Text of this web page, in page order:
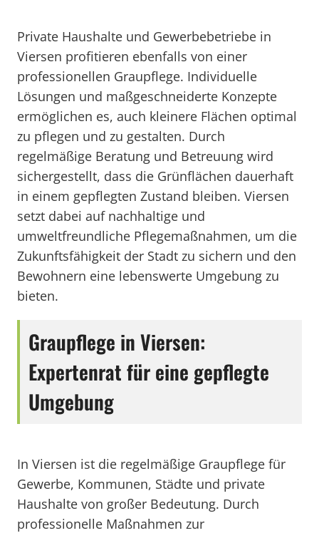
Private Haushalte und Gewerbebetriebe in
Viersen profitieren ebenfalls von einer
professionellen Graupflege. Individuelle
Lösungen und maßgeschneiderte Konzepte
ermöglichen es, auch kleinere Flächen optimal
zu pflegen und zu gestalten. Durch
regelmäßige Beratung und Betreuung wird
sichergestellt, dass die Grünflächen dauerhaft
in einem gepflegten Zustand bleiben. Viersen
setzt dabei auf nachhaltige und
umweltfreundliche Pflegemaßnahmen, um die
Zukunftsfähigkeit der Stadt zu sichern und den
Bewohnern eine lebenswerte Umgebung zu
bieten.
Graupflege in Viersen:
Expertenrat für eine gepflegte
Umgebung
In Viersen ist die regelmäßige Graupflege für
Gewerbe, Kommunen, Städte und private
Haushalte von großer Bedeutung. Durch
professionelle Maßnahmen zur